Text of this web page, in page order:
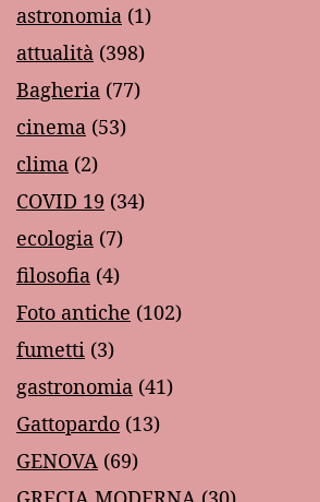
astronomia (1)
attualità (398)
Bagheria (77)
cinema (53)
clima (2)
COVID 19 (34)
ecologia (7)
filosofia (4)
Foto antiche (102)
fumetti (3)
gastronomia (41)
Gattopardo (13)
GENOVA (69)